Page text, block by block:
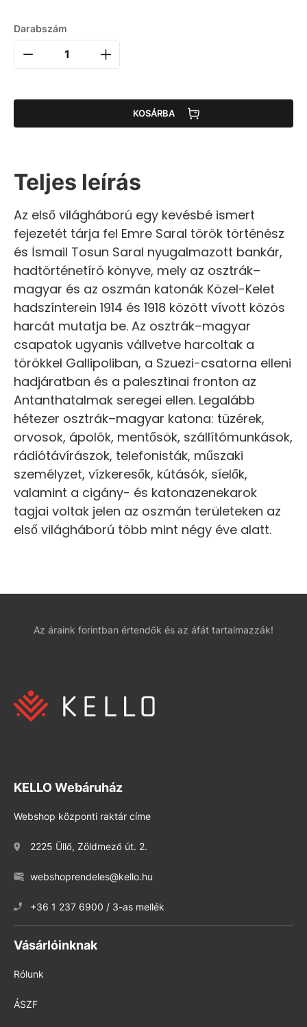
Darabszám
KOSÁRBA
Teljes leírás
Az első világháború egy kevésbé ismert
fejezetét tárja fel Emre Saral török történész
és İsmail Tosun Saral nyugalmazott bankár,
hadtörténetíró könyve, mely az osztrák–
magyar és az oszmán katonák Közel-Kelet
hadszínterein 1914 és 1918 között vívott közös
harcát mutatja be. Az osztrák–magyar
csapatok ugyanis vállvetve harcoltak a
törökkel Gallipoliban, a Szuezi-csatorna elleni
hadjáratban és a palesztinai fronton az
Antanthatalmak seregei ellen. Legalább
hétezer osztrák–magyar katona: tüzérek,
orvosok, ápolók, mentősök, szállítómunkások,
rádiótávírászok, telefonisták, műszaki
személyzet, vízkeresők, kútásók, síelők,
valamint a cigány- és katonazenekarok
tagjai voltak jelen az oszmán területeken az
első világháború több mint négy éve alatt.
Az áraink forintban értendők és az áfát tartalmazzák!
KELLO Webáruház
Webshop központi raktár címe
2225 Üllő, Zöldmező út. 2.
webshoprendeles@kello.hu
+36 1 237 6900 / 3-as mellék
Vásárlóinknak
Rólunk
ÁSZF